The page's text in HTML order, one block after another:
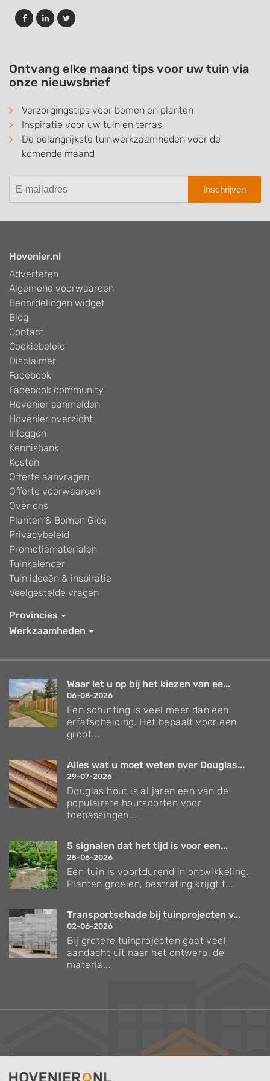
Ontvang elke maand tips voor uw tuin via
onze nieuwsbrief
Verzorgingstips voor bomen en planten
Inspiratie voor uw tuin en terras
De belangrijkste tuinwerkzaamheden voor de
komende maand
Inschrijven
Hovenier.nl
Adverteren
Algemene voorwaarden
Beoordelingen widget
Blog
Contact
Cookiebeleid
Disclaimer
Facebook
Facebook community
Hovenier aanmelden
Hovenier overzicht
Inloggen
Kennisbank
Kosten
Offerte aanvragen
Offerte voorwaarden
Over ons
Planten & Bomen Gids
Privacybeleid
Promotiematerialen
Tuinkalender
Tuin ideeën & inspiratie
Veelgestelde vragen
Provincies
Werkzaamheden
Waar let u op bij het kiezen van ee...
06-08-2026
Een schutting is veel meer dan een
erfafscheiding. Het bepaalt voor een
groot...
Alles wat u moet weten over Douglas...
29-07-2026
Douglas hout is al jaren een van de
populairste houtsoorten voor
toepassingen...
5 signalen dat het tijd is voor een...
25-06-2026
Een tuin is voortdurend in ontwikkeling.
Planten groeien, bestrating krijgt t...
Transportschade bij tuinprojecten v...
02-06-2026
Bij grotere tuinprojecten gaat veel
aandacht uit naar het ontwerp, de
materia...
Inspiratie voor uw tuin en terras
De belangrijkste tuinwerkzaamheden voor de